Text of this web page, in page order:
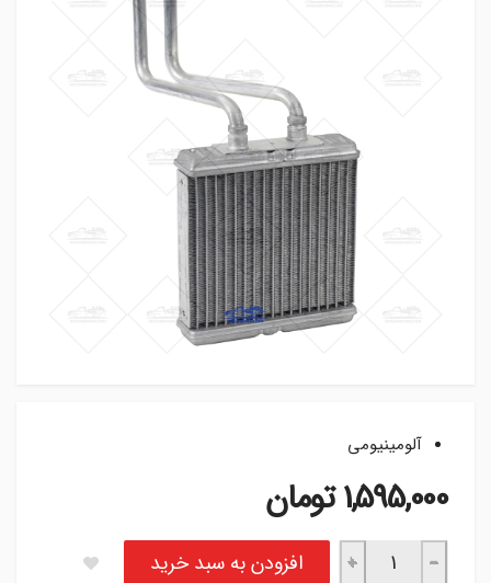
آلومینیومی
1,595,000تومان
رادیاتور بخاری کاربراتور نیسان عدد
−
+ افزودن به سبد خرید